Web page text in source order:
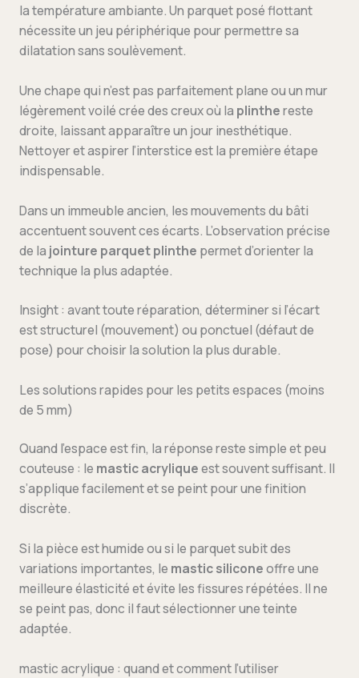
la température ambiante. Un parquet posé flottant
nécessite un jeu périphérique pour permettre sa
dilatation sans soulèvement.
Une chape qui n’est pas parfaitement plane ou un mur
légèrement voilé crée des creux où la plinthereste
droite, laissant apparaître un jour inesthétique.
Nettoyer et aspirer l’interstice est la première étape
indispensable.
Dans un immeuble ancien, les mouvements du bâti
accentuent souvent ces écarts. L’observation précise
de la jointure parquet plinthe permet d’orienter la
technique la plus adaptée.
Insight : avant toute réparation, déterminer si l’écart
est structurel (mouvement) ou ponctuel (défaut de
pose) pour choisir la solution la plus durable.
Les solutions rapides pour les petits espaces (moins
de 5 mm)
Quand l’espace est fin, la réponse reste simple et peu
couteuse : le mastic acryliqueest souvent suffisant. Il
s’applique facilement et se peint pour une finition
discrète.
Si la pièce est humide ou si le parquet subit des
variations importantes, le mastic siliconeoffre une
meilleure élasticité et évite les fissures répétées. Il ne
se peint pas, donc il faut sélectionner une teinte
adaptée.
mastic acrylique : quand et comment l’utiliser